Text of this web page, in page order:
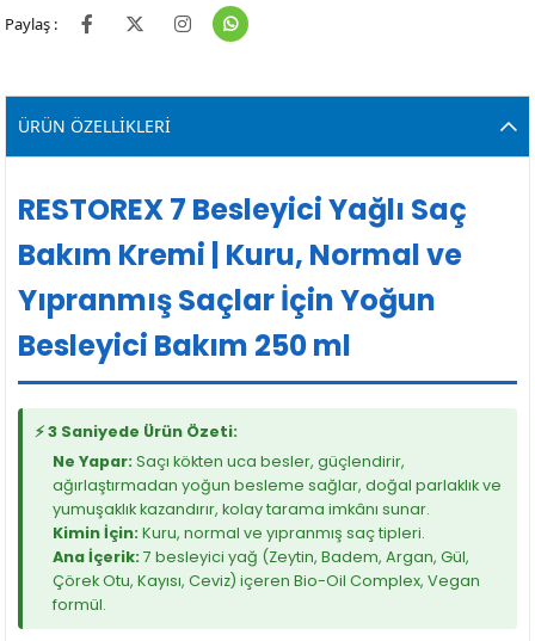
Paylaş :
ÜRÜN ÖZELLIKLERI
RESTOREX 7 Besleyici Yağlı Saç
Bakım Kremi | Kuru, Normal ve
Yıpranmış Saçlar İçin Yoğun
Besleyici Bakım 250 ml
⚡ 3 Saniyede Ürün Özeti:
Ne Yapar: Saçı kökten uca besler, güçlendirir,
ağırlaştırmadan yoğun besleme sağlar, doğal parlaklık ve
yumuşaklık kazandırır, kolay tarama imkânı sunar.
Kimin İçin: Kuru, normal ve yıpranmış saç tipleri.
Ana İçerik: 7 besleyici yağ (Zeytin, Badem, Argan, Gül,
Çörek Otu, Kayısı, Ceviz) içeren Bio-Oil Complex, Vegan
formül.